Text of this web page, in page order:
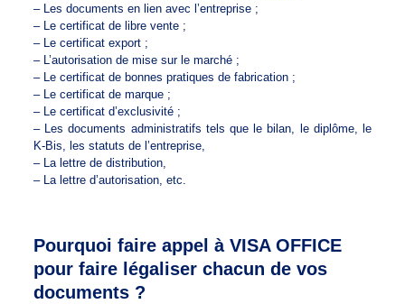
– Les documents en lien avec l’entreprise ;
– Le certificat de libre vente ;
– Le certificat export ;
– L’autorisation de mise sur le marché ;
– Le certificat de bonnes pratiques de fabrication ;
– Le certificat de marque ;
– Le certificat d’exclusivité ;
– Les documents administratifs tels que le bilan, le diplôme, le
K-Bis, les statuts de l’entreprise,
– La lettre de distribution,
– La lettre d’autorisation, etc.
Pourquoi faire appel à VISA OFFICE
pour faire légaliser chacun de vos
documents ?